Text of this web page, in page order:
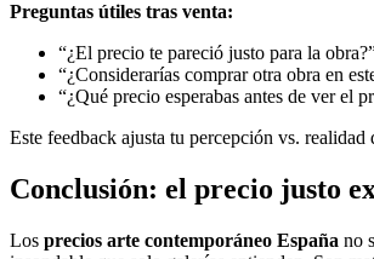
Preguntas útiles tras venta:
“¿El precio te pareció justo para la
“¿Considerarías comprar otra obra en
“¿Qué precio esperabas antes de ver el
Este feedback ajusta tu percepción vs. realidad
Conclusión: el precio justo
Los precios arte contemporáneo España no